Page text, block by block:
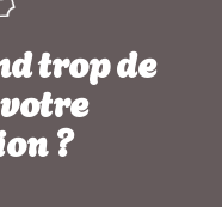
trop de
?